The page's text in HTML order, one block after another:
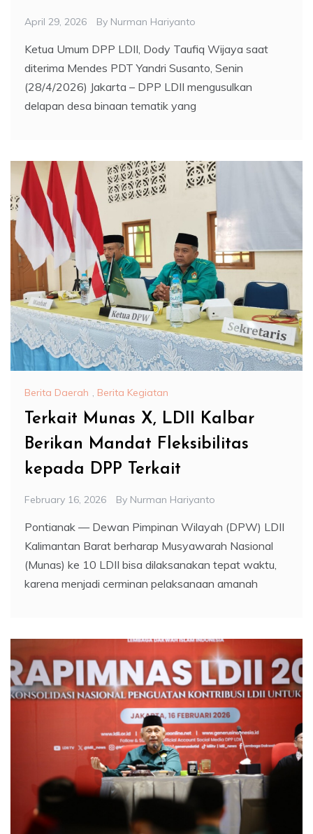
April 29, 2026 By Nurman Hariyanto
Ketua Umum DPP LDII, Dody Taufiq Wijaya saat
diterima Mendes PDT Yandri Susanto, Senin
(28/4/2026) Jakarta – DPP LDII mengusulkan
delapan desa binaan tematik yang
Berita Daerah , Berita Kegiatan
Terkait Munas X, LDII Kalbar
Berikan Mandat Fleksibilitas
kepada DPP Terkait
February 16, 2026 By Nurman Hariyanto
Pontianak — Dewan Pimpinan Wilayah (DPW) LDII
Kalimantan Barat berharap Musyawarah Nasional
(Munas) ke 10 LDII bisa dilaksanakan tepat waktu,
karena menjadi cerminan pelaksanaan amanah